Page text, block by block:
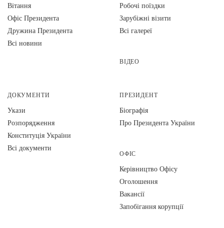
Вiтання
Офіс Президента
Дружина Президента
Всі новини
Робочі поїздки
Зарубіжні візити
Всі галереї
ВІДЕО
ДОКУМЕНТИ
Укази
Розпорядження
Конституція України
Всі документи
ПРЕЗИДЕНТ
Біографія
Про Президента України
ОФІС
Керівництво Офісу
Оголошення
Вакансії
Запобігання корупції